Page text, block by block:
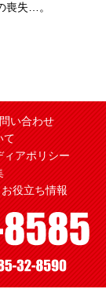
喪失…。
い合わせ
て
ィアポリシー
お役立ち情報